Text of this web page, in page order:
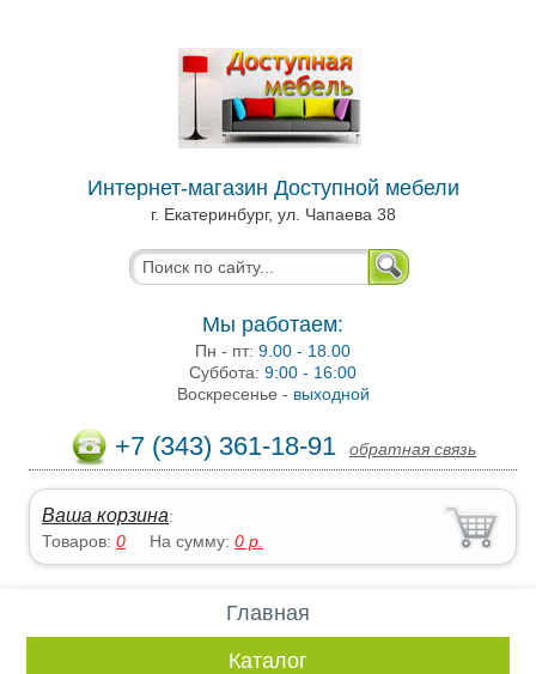
Интернет-магазин Доступной мебели
г. Екатеринбург, ул. Чапаева 38
Мы работаем:
Пн - пт:9.00 - 18.00
Суббота:9:00 - 16:00
Воскресенье - выходной
+7 (343) 361-18-91 обратная связь
Ваша корзина:
Товаров:0 На сумму:0 р.
Главная
Каталог